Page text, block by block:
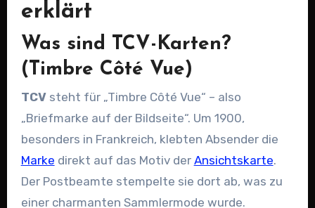
erklärt
Was sind TCV-Karten?
(Timbre Côté Vue)
TCVsteht für „Timbre Côté Vue“ – also
„Briefmarke auf der Bildseite“. Um 1900,
besonders in Frankreich, klebten Absender die
Marke direkt auf das Motiv der Ansichtskarte.
Der Postbeamte stempelte sie dort ab, was zu
einer charmanten Sammlermode wurde.